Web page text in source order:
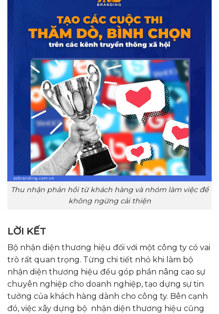
Thu nhận phản hồi từ khách hàng và nhóm làm việc để
không ngừng cải thiện
LỜI KẾT
Bộ nhận diện thương hiệu đối với một công ty có vai
trò rất quan trọng. Từng chi tiết nhỏ khi làm bộ
nhận diện thương hiệu đều góp phần nâng cao sự
chuyên nghiệp cho doanh nghiệp, tạo dựng sự tin
tưởng của khách hàng dành cho công ty. Bên cạnh
đó, việc xây dựng bộ nhận diện thương hiệu cũng